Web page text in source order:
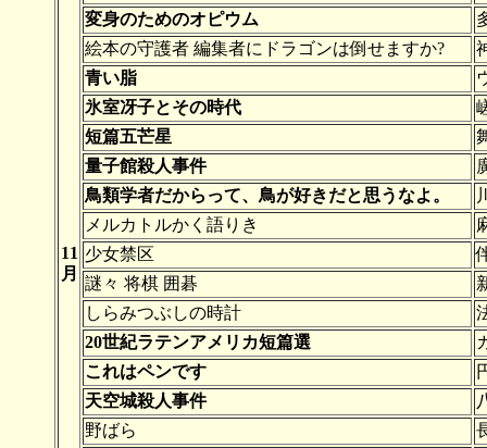
11
月
変身のためのオピウム
絵本の守護者 編集者にドラゴンは倒せますか?
青い脂
氷室冴子とその時代
短篇五芒星
量子館殺人事件
鳥類学者だからって、鳥が好きだと思うなよ。
メルカトルかく語りき
少女禁区
謎々 将棋 囲碁
しらみつぶしの時計
20世紀ラテンアメリカ短篇選
これはペンです
天空城殺人事件
野ばら